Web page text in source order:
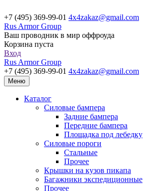
+7 (495) 369-99-01 4x4zakaz@gmail.com
Rus Armor Group
Ваш проводник в мир оффроуда
Корзина пуста
Вход
Rus Armor Group
+7 (495) 369-99-01 4x4zakaz@gmail.com
Меню
Каталог
Силовые бампера
Задние бампера
Передние бампера
Площадка под лебедку
Силовые пороги
Стальные
Прочее
Крышки на кузов пикапа
Багажники экспедиционные
Прочее